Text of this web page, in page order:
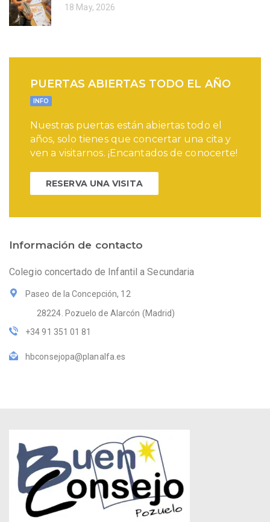
18 May, 2026
PUERTAS ABIERTAS TODO EL AÑO
INFO
Nuestras puertas están abiertas todo el
años, solo tienes que concertar una cita y
ven a visitarnos. ¡Encantados de conocerte!
RESERVA UNA VISITA
Información de contacto
Colegio concertado de Infantil a Secundaria
Paseo de la Concepción, 12
28224. Pozuelo de Alarcón (Madrid)
+34 91 351 01 81
hbconsejopa@planalfa.es